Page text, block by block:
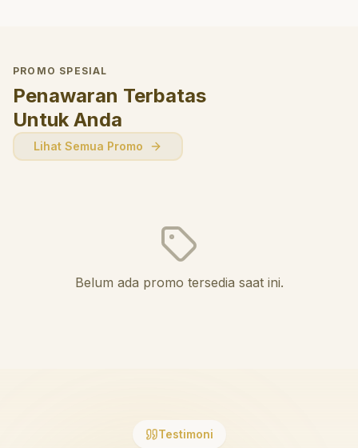
PROMO SPESIAL
Penawaran Terbatas
Untuk Anda
Lihat Semua Promo
Belum ada promo tersedia saat ini.
Testimoni